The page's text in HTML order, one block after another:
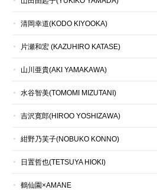
清岡幸道(KODO KIYOOKA)
片瀬和宏 (KAZUHIRO KATASE)
山川亜貴(AKI YAMAKAWA)
水谷智美(TOMOMI MIZUTANI)
吉沢寛郎(HIROO YOSHIZAWA)
紺野乃芙子(NOBUKO KONNO)
日置哲也(TETSUYA HIOKI)
鶴仙園×AMANE